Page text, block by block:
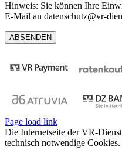
Hinweis: Sie können Ihre
E-Mail an datenschutz@vr-
Page load link
Die Internetseite der VR-
technisch notwendige Cookies.